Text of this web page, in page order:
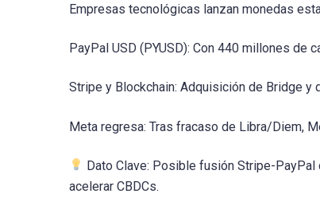
Empresas tecnológicas lanzan monedas
PayPal USD (PYUSD): Con 440 millones de
Stripe y Blockchain: Adquisición de Bridge
Meta regresa: Tras fracaso de Libra/Diem,
Dato Clave: Posible fusión Stripe-
acelerar CBDCs.